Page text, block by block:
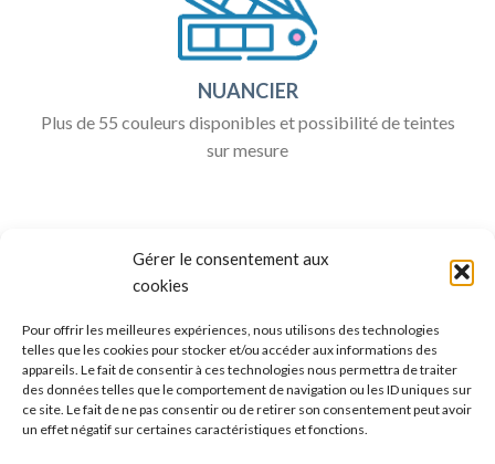
Gérer le consentement aux
cookies
Pour offrir les meilleures expériences, nous utilisons des technologies
telles que les cookies pour stocker et/ou accéder aux informations des
appareils. Le fait de consentir à ces technologies nous permettra de traiter
des données telles que le comportement de navigation ou les ID uniques sur
ce site. Le fait de ne pas consentir ou de retirer son consentement peut avoir
un effet négatif sur certaines caractéristiques et fonctions.
NUANCIER
Plus de 55 couleurs disponibles et possibilité de teintes
sur mesure
ALLO BOX DÉCO
Une question ?